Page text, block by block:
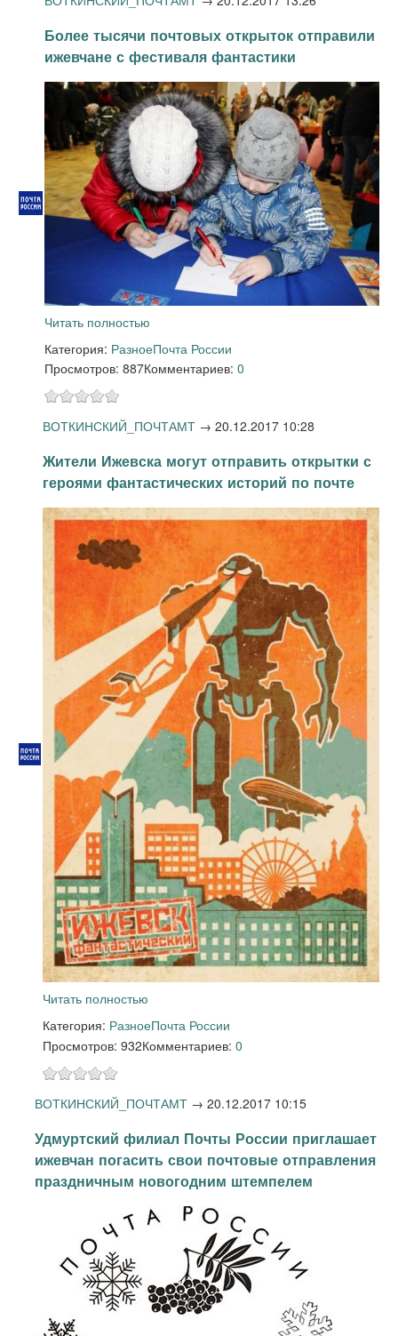
Более тысячи почтовых открыток отправили
ижевчане с фестиваля фантастики
Читать полностью
Категория: РазноеПочта России
Просмотров: 887Комментариев: 0
ВОТКИНСКИЙ_ПОЧТАМТ → 20.12.2017 10:28
Жители Ижевска могут отправить открытки с
героями фантастических историй по почте
Читать полностью
Категория: РазноеПочта России
Просмотров: 932Комментариев: 0
ВОТКИНСКИЙ_ПОЧТАМТ → 20.12.2017 10:15
Удмуртский филиал Почты России приглашает
ижевчан погасить свои почтовые отправления
праздничным новогодним штемпелем